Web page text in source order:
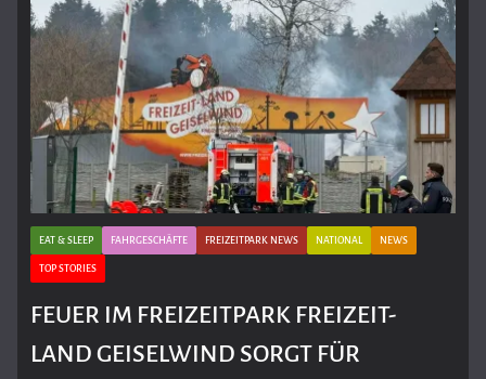
EAT & SLEEP FAHRGESCHÄFTE FREIZEITPARK NEWS NATIONAL NEWS
TOP STORIES
FEUER IM FREIZEITPARK FREIZEIT-
LAND GEISELWIND SORGT FÜR